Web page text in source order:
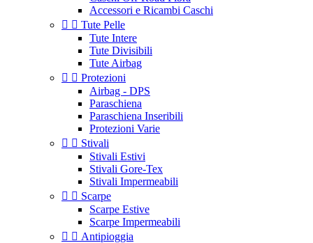
Accessori e Ricambi Caschi
  Tute Pelle
Tute Intere
Tute Divisibili
Tute Airbag
  Protezioni
Airbag - DPS
Paraschiena
Paraschiena Inseribili
Protezioni Varie
  Stivali
Stivali Estivi
Stivali Gore-Tex
Stivali Impermeabili
  Scarpe
Scarpe Estive
Scarpe Impermeabili
  Antipioggia